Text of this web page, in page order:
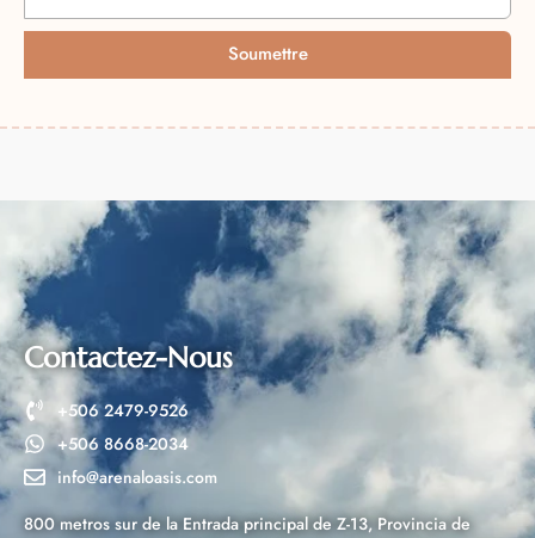
Soumettre
l
n
a
t
i
v
e
:
Contactez-Nous
+506 2479-9526
+506 8668-2034
info@arenaloasis.com
800 metros sur de la Entrada principal de Z-13, Provincia de